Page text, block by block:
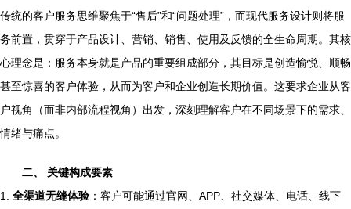
传统的客户服务思维聚焦于“售后”和“问题处理”，而现代服务设计则将服
务前置，贯穿于产品设计、营销、销售、使用及反馈的全生命周期。其核
心理念是：服务本身就是产品的重要组成部分，其目标是创造愉悦、顺畅
甚至惊喜的客户体验，从而为客户和企业创造长期价值。这要求企业从客
户视角（而非内部流程视角）出发，深刻理解客户在不同场景下的需求、
情绪与痛点。
二、 关键构成要素
1. 全渠道无缝体验 ：客户可能通过官网、APP、社交媒体、电话、线下